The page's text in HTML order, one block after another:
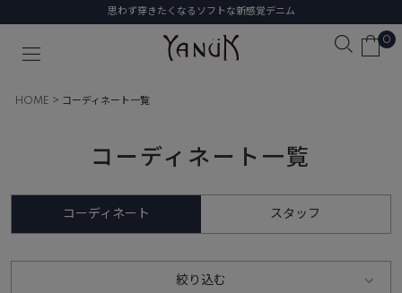
思わず穿きたくなるソフトな新感覚デニム
0
HOME コーディネート一覧
コーディネート一覧
コーディネート スタッフ
絞り込む